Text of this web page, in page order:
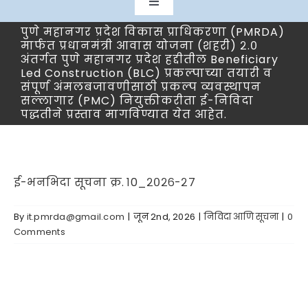
Toggle
Navigation
मुख्यपृष्ठ
आमच्या विषयी
विभाग
प्रकल्प
डाउनलोड
पुणे महानगर प्रदेश विकास प्राधिकरणा (PMRDA)
मार्फत प्रधानमंत्री आवास योजना (शहरी) २.०
अंतर्गत पुणे महानगर प्रदेश हद्दीतील Beneficiary
Led Construction (BLC) प्रकल्पाच्या तयारी व
संपूर्ण अंमलबजावणीसाठी प्रकल्प व्यवस्थापन
सल्लागार (PMC) नियुक्तीकरीता ई-निविदा
पद्धतीने प्रस्ताव मागविण्यात येत आहेत.
ई-भनभिदा सूचना क्र. १0_२०२६-२७
By it.pmrda@gmail.com | जून 2nd, 2026 | निविदा आणि सूचना | 0
Comments